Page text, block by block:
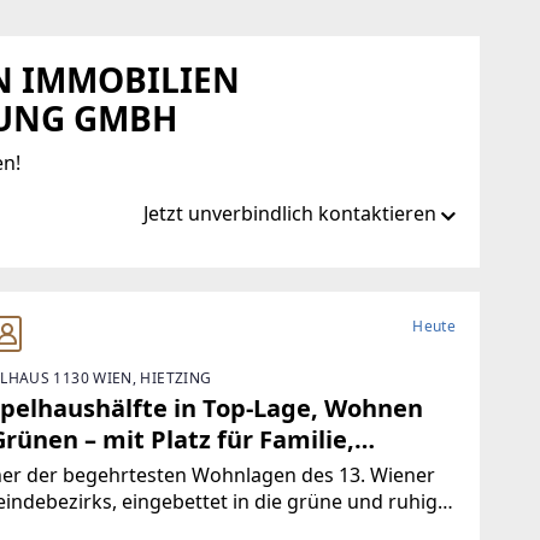
IMMOBILIEN
GMBH
Jetzt unverbindlich kontaktieren
Heute
1130 WIEN, HIETZING
in Top-Lage, Wohnen
– mit Platz für Familie,
und neue Lebensideen
der begehrtesten Wohnlagen des 13. Wiener
eingebettet in die grüne und ruhige